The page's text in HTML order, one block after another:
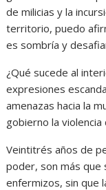
de milicias y la
territorio, puedo
es sombría y
¿Qué sucede al
expresiones
amenazas hacia la
gobierno la
Veintitrés años de
poder, son más que
enfermizos, sin que